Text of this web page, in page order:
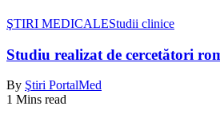
ŞTIRI MEDICALEStudii clinice
Studiu realizat de cercetători
By Ştiri PortalMed
1 Mins read